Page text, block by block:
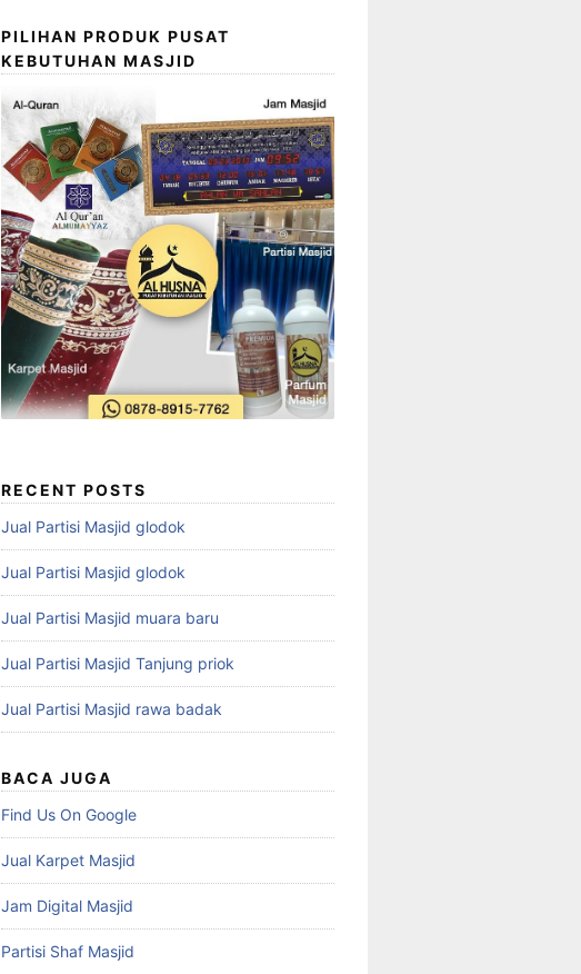
PILIHAN PRODUK PUSAT
KEBUTUHAN MASJID
RECENT POSTS
Jual Partisi Masjid glodok
Jual Partisi Masjid glodok
Jual Partisi Masjid muara baru
Jual Partisi Masjid Tanjung priok
Jual Partisi Masjid rawa badak
BACA JUGA
Find Us On Google
Jual Karpet Masjid
Jam Digital Masjid
Partisi Shaf Masjid